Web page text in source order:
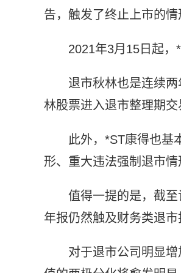
告，触发了终止上市的情
2021年3月15日起，
退市秋林也是连续
林股票进入退市整理期
此外，*ST康得也基
形、重大违法强制退市情
值得一提的是，截
年报仍然触及财务类退市
对于退市公司明显